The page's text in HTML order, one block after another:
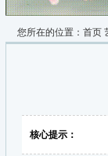
您所在的位置： 首页
核心提示：